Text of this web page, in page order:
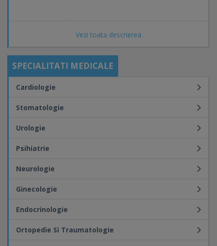
Vezi toata descrierea
Luni - Vineri: 07:00 - 17:00
Sâmbătă: 08:30 - 11:00
Programare online:
SPECIALITATI MEDICALE
Cardiologie
Stomatologie
Urologie
Psihiatrie
Neurologie
Ginecologie
Endocrinologie
Ortopedie Si Traumatologie